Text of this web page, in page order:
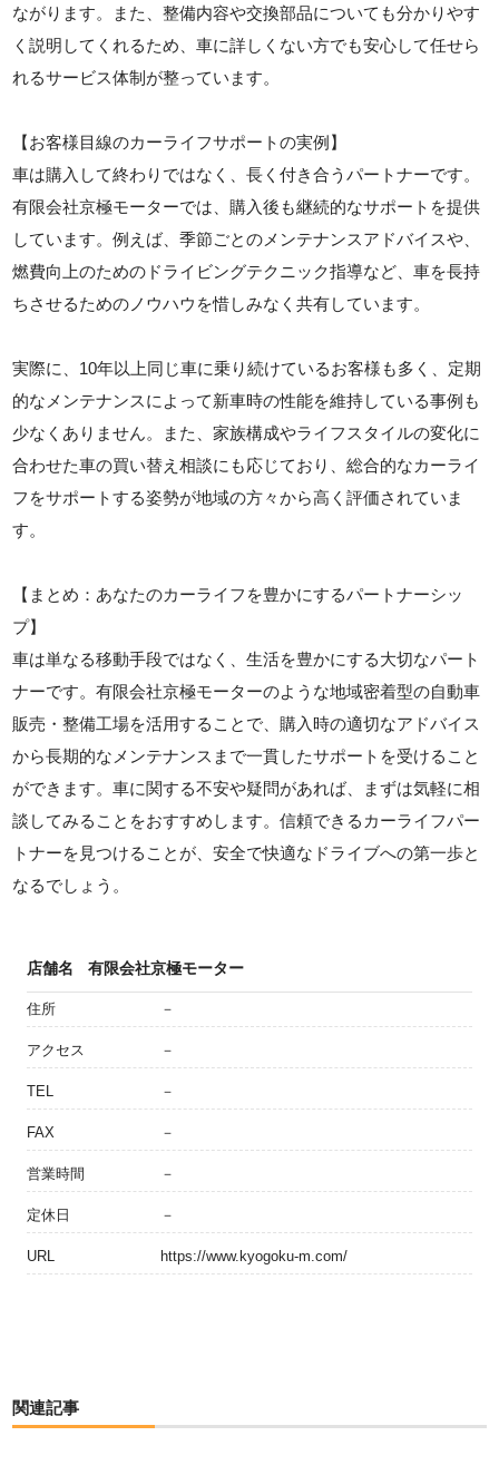
ながります。また、整備内容や交換部品についても分かりやす
く説明してくれるため、車に詳しくない方でも安心して任せら
れるサービス体制が整っています。
【お客様目線のカーライフサポートの実例】
車は購入して終わりではなく、長く付き合うパートナーです。
有限会社京極モーターでは、購入後も継続的なサポートを提供
しています。例えば、季節ごとのメンテナンスアドバイスや、
燃費向上のためのドライビングテクニック指導など、車を長持
ちさせるためのノウハウを惜しみなく共有しています。
実際に、10年以上同じ車に乗り続けているお客様も多く、定期
的なメンテナンスによって新車時の性能を維持している事例も
少なくありません。また、家族構成やライフスタイルの変化に
合わせた車の買い替え相談にも応じており、総合的なカーライ
フをサポートする姿勢が地域の方々から高く評価されていま
す。
【まとめ：あなたのカーライフを豊かにするパートナーシッ
プ】
車は単なる移動手段ではなく、生活を豊かにする大切なパート
ナーです。有限会社京極モーターのような地域密着型の自動車
販売・整備工場を活用することで、購入時の適切なアドバイス
から長期的なメンテナンスまで一貫したサポートを受けること
ができます。車に関する不安や疑問があれば、まずは気軽に相
談してみることをおすすめします。信頼できるカーライフパー
トナーを見つけることが、安全で快適なドライブへの第一歩と
なるでしょう。
店舗名 有限会社京極モーター
住所 －
アクセス －
TEL －
FAX －
営業時間 －
定休日 －
URL https://www.kyogoku-m.com/
関連記事